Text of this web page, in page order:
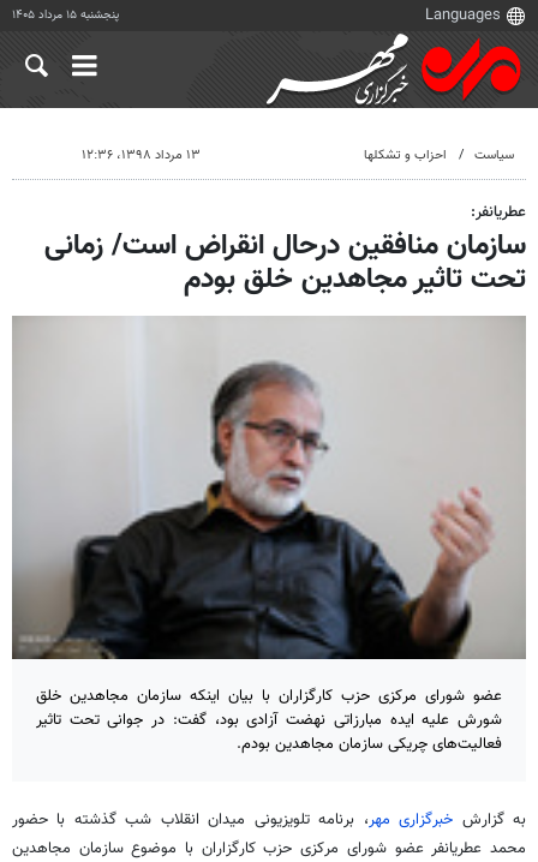
پنجشنبه ۱۵ مرداد ۱۴۰۵
سیاست احزاب و تشکلها ۱۳ مرداد ۱۳۹۸، ۱۲:۳۶
عطریانفر:
سازمان منافقین درحال انقراض است/ زمانی
تحت تاثیر مجاهدین خلق بودم
عضو شورای مرکزی حزب کارگزاران با بیان اینکه سازمان مجاهدین خلق
شورش علیه ایده مبارزاتی نهضت آزادی بود، گفت: در جوانی تحت تاثیر
فعالیت‌های چریکی سازمان مجاهدین بودم.
به گزارش خبرگزاری مهر، برنامه تلویزیونی میدان انقلاب شب گذشته با حضور
محمد عطریانفر عضو شورای مرکزی حزب کارگزاران با موضوع سازمان مجاهدین